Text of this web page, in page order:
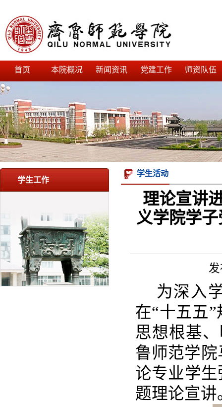
首页 本院概况 新闻资讯 党建工作 师资队伍
学生工作
学生活动
理论宣讲
义学院学
为深入
在“十五五
思想根基
鲁师范学
论专业学
题理论宣讲